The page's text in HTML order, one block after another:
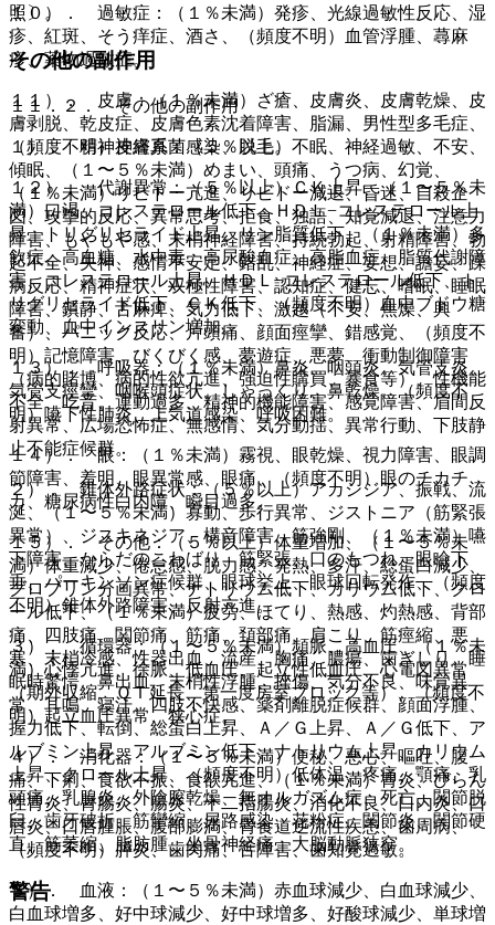
１０）． 過敏症：（１％未満）発疹、光線過敏性反応、湿
疹、紅斑、そう痒症、酒さ、（頻度不明）血管浮腫、蕁麻
疹、薬物過敏症。
１１）． 皮膚：（１％未満）ざ瘡、皮膚炎、皮膚乾燥、皮
膚剥脱、乾皮症、皮膚色素沈着障害、脂漏、男性型多毛症、
（頻度不明）皮膚真菌感染、脱毛。
１２）． 代謝異常：（５％以上）ＣＫ上昇、（１〜５％未
満）口渇、コレステロール低下、ＨＤＬ−コレステロール上
昇、トリグリセライド上昇、リン脂質低下、（１％未満）多
飲症、高血糖、水中毒、高尿酸血症、高脂血症、脂質代謝障
害、コレステロール上昇、ＨＤＬ−コレステロール低下、ト
リグリセライド低下、ＣＫ低下、（頻度不明）血中ブドウ糖
変動、血中インスリン増加。
１３）． 呼吸器：（１％未満）鼻炎、咽頭炎、気管支炎、
気管支痙攣、咽喉頭症状、しゃっくり、鼻乾燥、（頻度不
明）嚥下性肺炎、上気道感染、呼吸困難。
１４）． 眼：（１％未満）霧視、眼乾燥、視力障害、眼調
節障害、羞明、眼異常感、眼痛、（頻度不明）眼のチカチ
カ、糖尿病性白内障、瞬目過多。
１５）． その他：（５％以上）体重増加、（１〜５％未
満）体重減少、倦怠感、脱力感、発熱、多汗、総蛋白減少、
グロブリン分画異常、ナトリウム低下、カリウム低下、クロ
ール低下、（１％未満）疲労、ほてり、熱感、灼熱感、背部
痛、四肢痛、関節痛、筋痛、頚部痛、肩こり、筋痙縮、悪
寒、末梢冷感、性器出血、流産、胸痛、膿瘍、歯ぎしり、睡
眠時驚愕、鼻出血、末梢性浮腫、挫傷、気分不良、味覚異
常、耳鳴、寝汗、四肢不快感、薬剤離脱症候群、顔面浮腫、
握力低下、転倒、総蛋白上昇、Ａ／Ｇ上昇、Ａ／Ｇ低下、ア
ルブミン上昇、アルブミン低下、ナトリウム上昇、カリウム
上昇、クロール上昇、（頻度不明）低体温、疼痛、顎痛、乳
頭痛、乳腺炎、外陰膣乾燥、無オルガズム症、死亡、関節脱
臼、歯牙破折、筋攣縮、尿路感染、花粉症、関節炎、関節硬
直、筋萎縮、脂肪腫、坐骨神経痛、大脳動脈狭窄。
警告
照〕。
その他の副作用
１１．２． その他の副作用
１）． 精神神経系：（５％以上）不眠、神経過敏、不安、
傾眠、（１〜５％未満）めまい、頭痛、うつ病、幻覚、
（１％未満）リビドー亢進、リビドー減退、昏迷、自殺企
図、攻撃的反応、異常思考、拒食、独語、知覚減退、注意力
障害、もやもや感、末梢神経障害、持続勃起、射精障害、勃
起不全、失神、感情不安定、錯乱、神経症、妄想、譫妄、躁
病反応、精神症状、双極性障害、認知症、健忘、嗜眠、睡眠
障害、鎮静、舌麻痺、気力低下、激越（不安、焦燥、興
奮）、パニック反応、片頭痛、顔面痙攣、錯感覚、（頻度不
明）記憶障害、びくびく感、夢遊症、悪夢、衝動制御障害
（病的賭博、病的性欲亢進、強迫性購買、暴食等）、性機能
不全、吃音、運動過多、精神的機能障害、感覚障害、眉間反
射異常、広場恐怖症、無感情、気分動揺、異常行動、下肢静
止不能症候群。
２）． 錐体外路症状：（５％以上）アカシジア、振戦、流
涎、（１〜５％未満）寡動、歩行異常、ジストニア（筋緊張
異常）、ジスキネジア、構音障害、筋強剛、（１％未満）嚥
下障害、からだのこわばり、筋緊張、口のもつれ、眼瞼下
垂、パーキンソン症候群、眼球挙上、眼球回転発作、（頻度
不明）錐体外路障害、反射亢進。
３）． 循環器：（１〜５％未満）頻脈、高血圧、（１％未
満）心悸亢進、徐脈、低血圧、起立性低血圧、心電図異常
（期外収縮、ＱＴ延長、第一度房室ブロック等）、（頻度不
明）起立血圧異常、狭心症。
４）． 消化器：（１〜５％未満）便秘、悪心、嘔吐、腹
痛、下痢、食欲不振、食欲亢進、（１％未満）胃炎、びらん
性胃炎、胃腸炎、腸炎、十二指腸炎、消化不良、口内炎、口
唇炎、口唇腫脹、腹部膨満、胃食道逆流性疾患、歯周病、
（頻度不明）膵炎、歯肉痛、舌障害、歯知覚過敏。
５）． 血液：（１〜５％未満）赤血球減少、白血球減少、
白血球増多、好中球減少、好中球増多、好酸球減少、単球増